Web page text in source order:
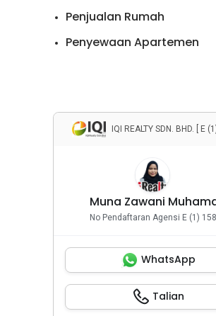
Penjualan Rumah
Penyewaan Apartemen
IQI REALTY SDN. BHD. [ E
Muna Zawani
No Pendaftaran Agensi E (1)
WhatsApp
Talian